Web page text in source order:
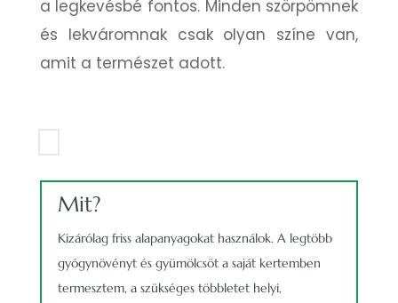
a legkevésbé fontos. Minden szörpömnek
és lekváromnak csak olyan színe van,
amit a természet adott.
Mit?
Kizárólag friss alapanyagokat használok. A legtöbb
gyógynövényt és gyümölcsöt a saját kertemben
termesztem, a szükséges többletet helyi,